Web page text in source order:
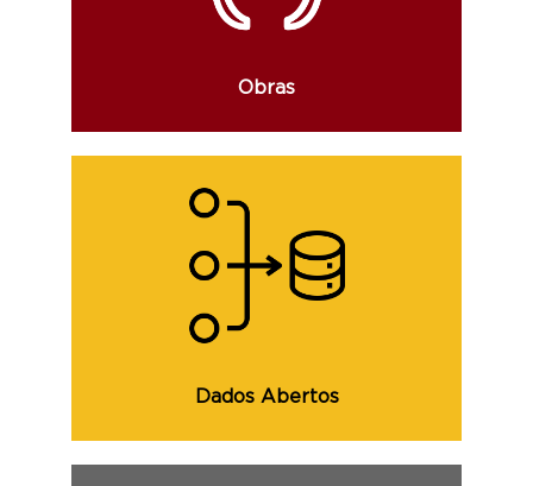
Obras
concluído e demais informações.
Dados Abertos
Consulte os dados abertos, que visam o
aumento da transparência e maior
participação política por parte do cidadão
e demais informações.